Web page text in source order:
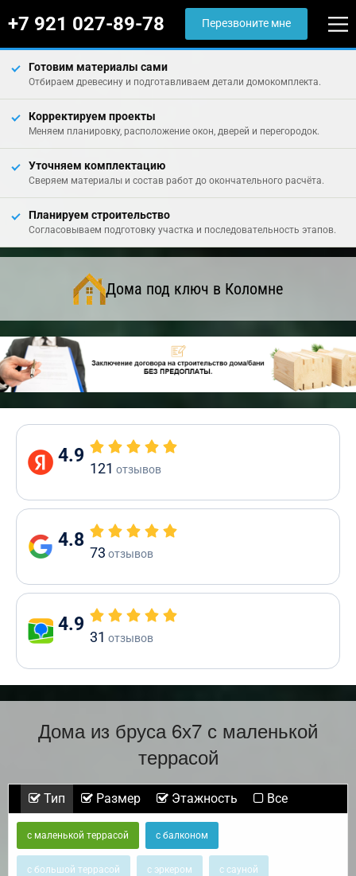
+7 921 027-89-78 Перезвоните мне
Готовим материалы сами
Отбираем древесину и подготавливаем детали домокомплекта.
Корректируем проекты
Меняем планировку, расположение окон, дверей и перегородок.
Уточняем комплектацию
Сверяем материалы и состав работ до окончательного расчёта.
Планируем строительство
Согласовываем подготовку участка и последовательность этапов.
Дома под ключ в Коломне
4.9
121 отзывов
4.8
73 отзывов
4.9
31 отзывов
Дома из бруса 6х7 с маленькой
террасой
Тип Размер Этажность Все
с маленькой террасой с балконом
с большой террасой с эркером с сауной